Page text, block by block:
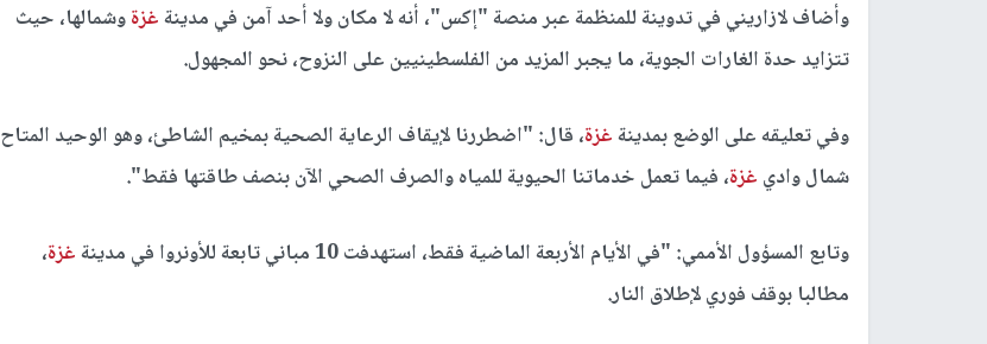
وأضاف لازاريني في تدوينة للمنظمة عبر منصة "إكس"، أنه لا مكان ولا أحد آمن في مدينةغزةوشمالها، حيث
تتزايد حدة الغارات الجوية، ما يجبر المزيد من الفلسطينيين على النزوح، نحو المجهول.
وفي تعليقه على الوضع بمدينةغزة، قال: "اضطررنا لإيقاف الرعاية الصحية بمخيم الشاطئ، وهو الوحيد المتاح
شمال وادي غزة، فيما تعمل خدماتنا الحيوية للمياه والصرف الصحي الآن بنصف طاقتها فقط".
وتابع المسؤول الأممي: "في الأيام الأربعة الماضية فقط، استهدفت 10 مباني تابعة للأونروا في مدينة غزة،
مطالبا بوقف فوري لإطلاق النار.